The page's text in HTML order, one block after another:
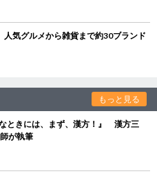
気グルメから雑貨まで約30ブランド
もっと見る
ときには、まず、漢方！』 漢方三
が執筆